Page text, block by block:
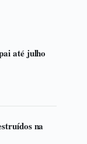
até julho
na